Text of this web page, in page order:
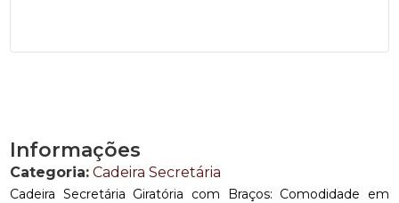
Informações
Categoria: Cadeira Secretária
Cadeira Secretária Giratória com Braços: Comodidade em